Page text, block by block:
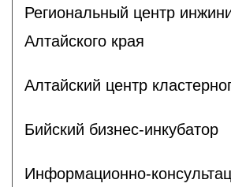
Региональный центр
Алтайского края
Алтайский центр
Бийский бизнес-инкубатор
Информационно-